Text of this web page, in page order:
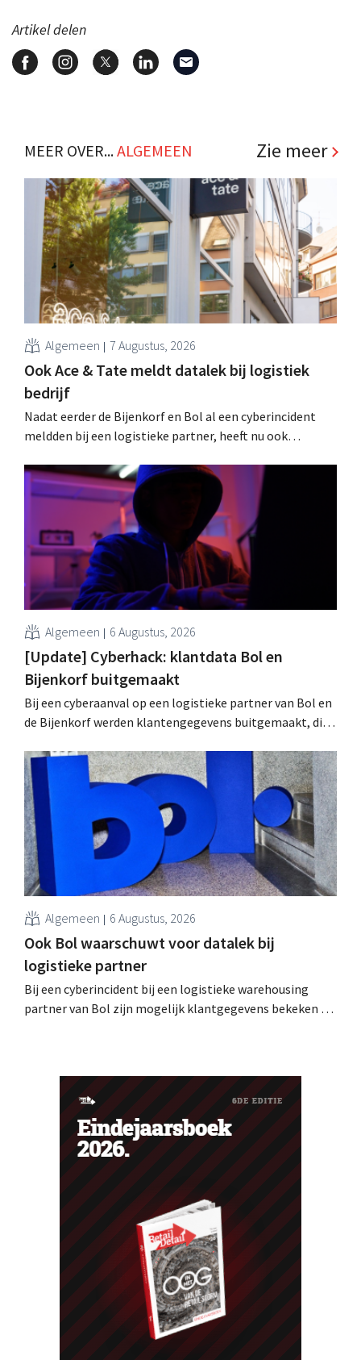
Artikel delen
MEER OVER...ALGEMEEN Zie meer
Algemeen 7 Augustus, 2026
Ook Ace & Tate meldt datalek bij logistiek
bedrijf
Nadat eerder de Bijenkorf en Bol al een cyberincident
meldden bij een logistieke partner, heeft nu ook
datalek. Financiële gegevens, gebruikersnamen en
wachtwoorden zijn niet getroffen.
Algemeen 6 Augustus, 2026
[Update] Cyberhack: klantdata Bol en
Bijenkorf buitgemaakt
Bij een cyberaanval op een logistieke partner van Bol en
de Bijenkorf werden klantengegevens buitgemaakt, die
De retailers roepen klanten op alert te zijn voor
phishing.
Algemeen 6 Augustus, 2026
Ook Bol waarschuwt voor datalek bij
logistieke partner
Bij een cyberincident bij een logistieke warehousing
partner van Bol zijn mogelijk klantgegevens bekeken of